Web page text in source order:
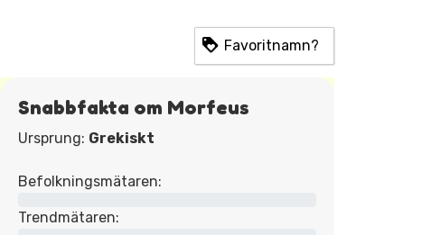
Favoritnamn?
Snabbfakta om Morfeus
Ursprung: Grekiskt
Befolkningsmätaren:
Trendmätaren: